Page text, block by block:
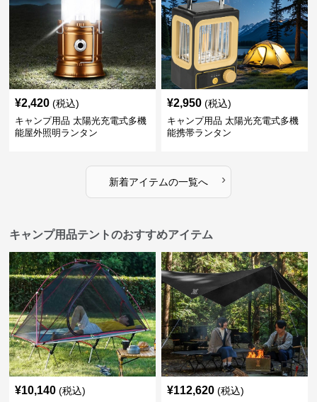
¥2,420 (税込)
キャンプ用品 太陽光充電式多機
能屋外照明ランタン
¥2,950 (税込)
キャンプ用品 太陽光充電式多機
能携帯ランタン
新着アイテムの一覧へ ›
キャンプ用品テントのおすすめアイテム
¥10,140 (税込) ¥112,620 (税込)